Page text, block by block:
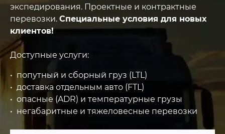
экспедирования. Проектные и контрактные
перевозки. Специальные условия для новых
клиентов!
Доступные услуги:
попутный и сборный груз (LTL)
доставка отдельным авто (FTL)
опасные (ADR) и температурные грузы
негабаритные и тяжеловесные перевозки